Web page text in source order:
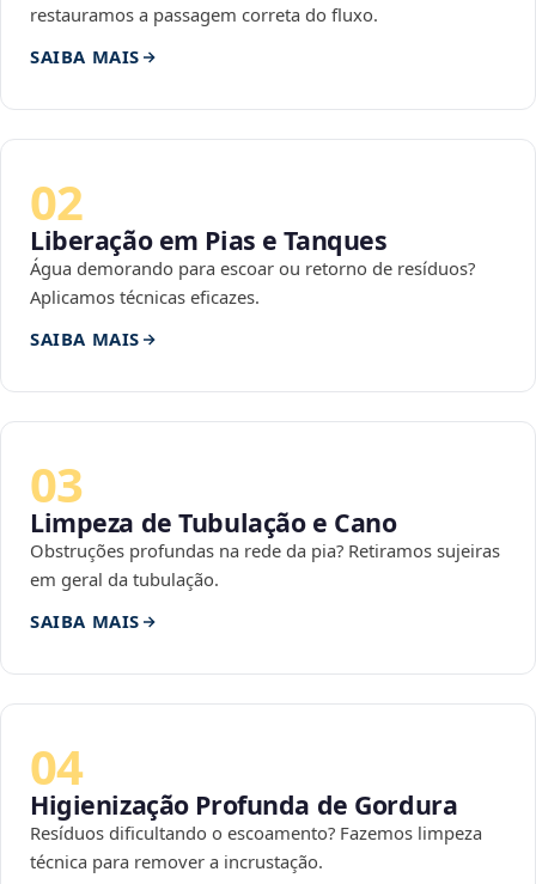
restauramos a passagem correta do fluxo.
SAIBA MAIS
02
Liberação em Pias e Tanques
Água demorando para escoar ou retorno de resíduos?
Aplicamos técnicas eficazes.
SAIBA MAIS
03
Limpeza de Tubulação e Cano
Obstruções profundas na rede da pia? Retiramos sujeiras
em geral da tubulação.
SAIBA MAIS
04
Higienização Profunda de Gordura
Resíduos dificultando o escoamento? Fazemos limpeza
técnica para remover a incrustação.